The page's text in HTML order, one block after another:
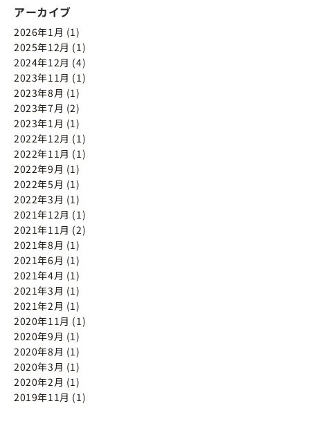
アーカイブ
2026年1月 (1)
2025年12月 (1)
2024年12月 (4)
2023年11月 (1)
2023年8月 (1)
2023年7月 (2)
2023年1月 (1)
2022年12月 (1)
2022年11月 (1)
2022年9月 (1)
2022年5月 (1)
2022年3月 (1)
2021年12月 (1)
2021年11月 (2)
2021年8月 (1)
2021年6月 (1)
2021年4月 (1)
2021年3月 (1)
2021年2月 (1)
2020年11月 (1)
2020年9月 (1)
2020年8月 (1)
2020年3月 (1)
2020年2月 (1)
2019年11月 (1)